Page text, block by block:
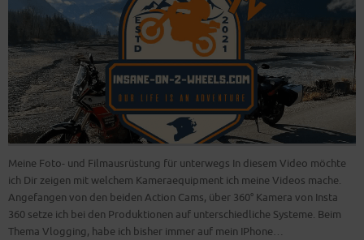
Meine Foto- und Filmausrüstung für unterwegs In diesem Video möchte
ich Dir zeigen mit welchem Kameraequipment ich meine Videos mache.
Angefangen von den beiden Action Cams, über 360° Kamera von Insta
360 setze ich bei den Produktionen auf unterschiedliche Systeme. Beim
Thema Vlogging, habe ich bisher immer auf mein IPhone…